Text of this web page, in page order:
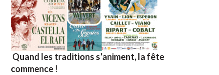
Quand les traditions s’animent, la fête
commence !